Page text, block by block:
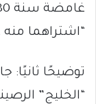
“اشتراهما
توضيحًا ثانيًا:
“الخليج”